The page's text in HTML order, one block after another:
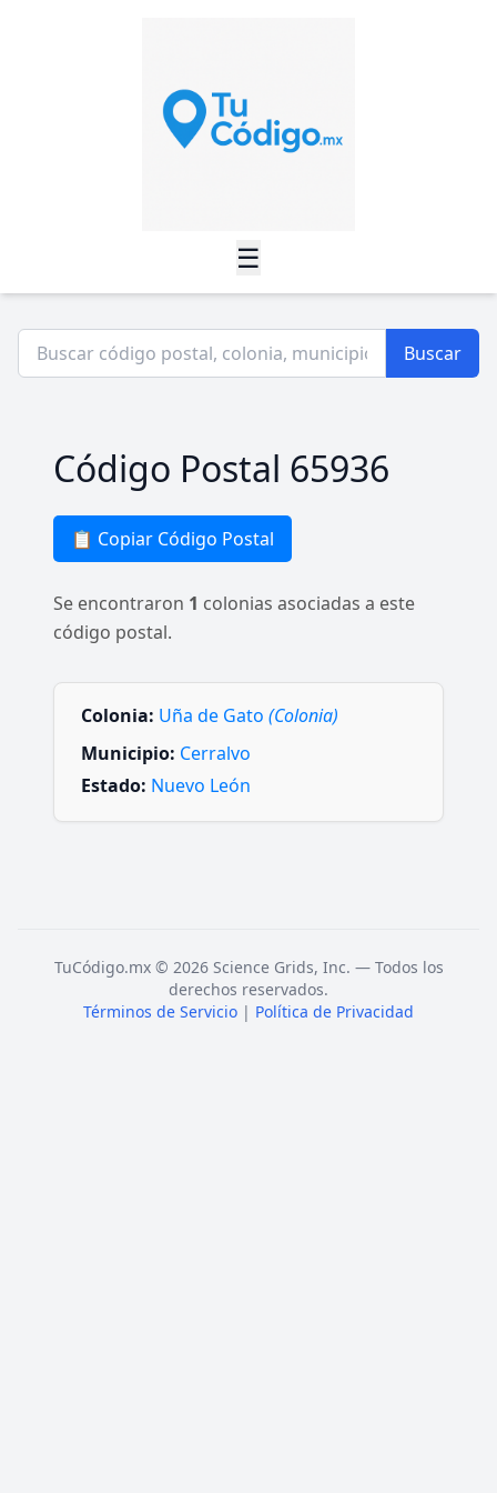
☰
Buscar
Código Postal 65936
📋 Copiar Código Postal
Se encontraron 1 colonias asociadas a este
código postal.
Colonia: Uña de Gato (Colonia)
Municipio: Cerralvo
Estado: Nuevo León
TuCódigo.mx © 2026 Science Grids, Inc. — Todos los
derechos reservados.
Términos de Servicio | Política de Privacidad